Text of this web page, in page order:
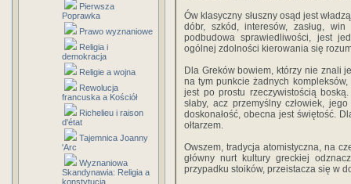
Pierwsza
Poprawka
Prawo wyznaniowe
Religia i
demokracja
Religie a wojna
Rewolucja
francuska a Kościół
Richelieu i raison
d'état
Tajemnica Joanny
'Arc
Wyznaniowa
Skandynawia: Religia a
konstytucja
Ów klasyczny słuszny osąd jest
dóbr, szkód, interesów, zasług,
podbudowa sprawiedliwości, jest
ogólnej zdolności kierowania się
Dla Greków bowiem, którzy nie znali
na tym punkcie żadnych
jest po prostu rzeczywistością
słaby, acz przemyślny człowiek,
doskonałość, obecna jest świętość.
ołtarzem.
Owszem, tradycja atomistyczna, na
główny nurt kultury greckiej
przypadku stoików, przeistacza się w